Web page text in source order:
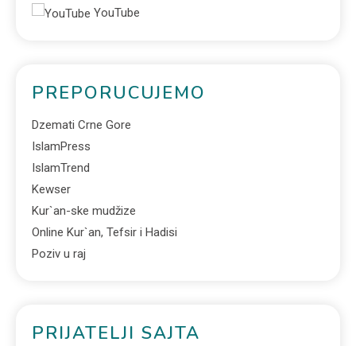
YouTube
PREPORUCUJEMO
Dzemati Crne Gore
IslamPress
IslamTrend
Kewser
Kur`an-ske mudžize
Online Kur`an, Tefsir i Hadisi
Poziv u raj
PRIJATELJI SAJTA